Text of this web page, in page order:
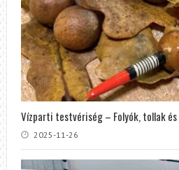
Vízparti testvériség – Folyók, tollak
2025-11-26